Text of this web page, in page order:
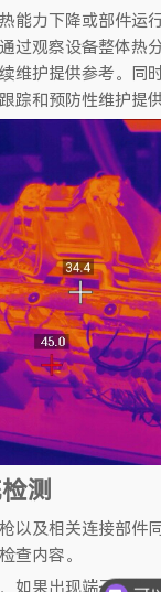
能力下降或部件运
过观察设备整体热
维护提供参考。同
踪和预防性维护提
测
以及相关连接部件
查内容。
如果出现端子氧化